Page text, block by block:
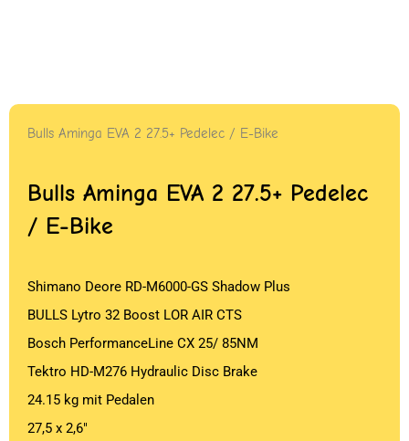
Bulls Aminga EVA 2 27.5+ Pedelec / E-Bike
Bulls Aminga EVA 2 27.5+ Pedelec
/ E-Bike
Shimano Deore RD-M6000-GS Shadow Plus
BULLS Lytro 32 Boost LOR AIR CTS
Bosch PerformanceLine CX 25/ 85NM
Tektro HD-M276 Hydraulic Disc Brake
24.15 kg mit Pedalen
27,5 x 2,6″